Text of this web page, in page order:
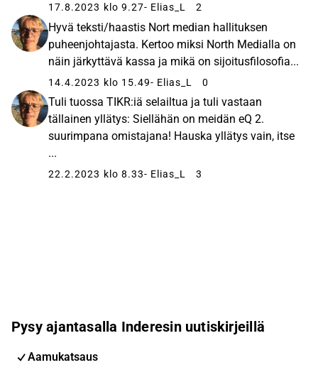
17.8.2023 klo 9.27- Elias_L 2
Hyvä teksti/haastis Nort median hallituksen
puheenjohtajasta. Kertoo miksi North Medialla on
näin järkyttävä kassa ja mikä on sijoitusfilosofia...
14.4.2023 klo 15.49- Elias_L 0
Tuli tuossa TIKR:iä selailtua ja tuli vastaan
tällainen yllätys: Siellähän on meidän eQ 2.
suurimpana omistajana! Hauska yllätys vain, itse
...
22.2.2023 klo 8.33- Elias_L 3
Pysy ajantasalla Inderesin uutiskirjeillä
Aamukatsaus